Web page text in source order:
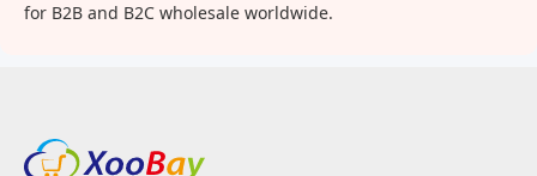
for B2B and B2C wholesale worldwide.